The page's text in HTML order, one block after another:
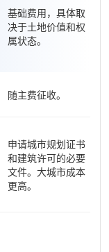
基础费用，具体取
决于土地价值和权
属状态。
随主费征收。
申请城市规划证书
和建筑许可的必要
文件。大城市成本
更高。